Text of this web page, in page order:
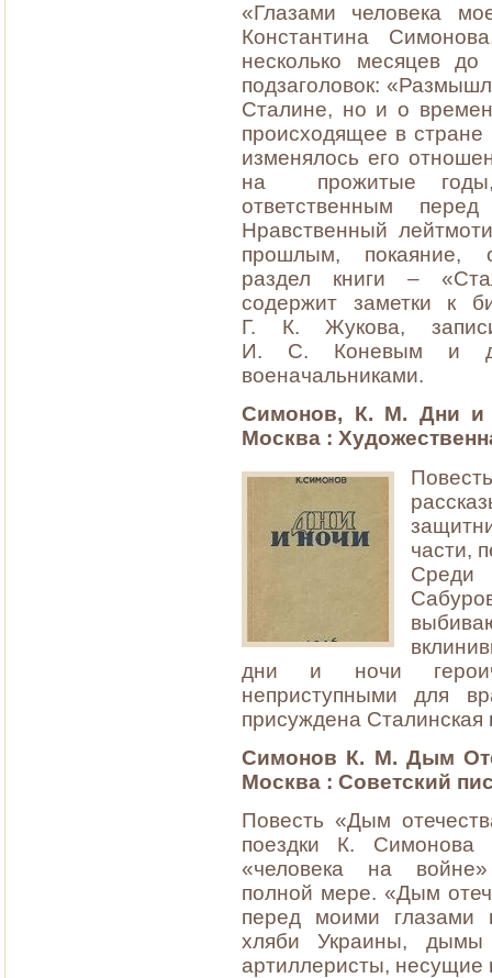
«Глазами человека
Константина
несколько месяцев
подзаголовок:
Сталине, но и о
происходящее в
изменялось его
на прожитые
ответственным
Нравственный
прошлым, покаяние,
раздел книги –
содержит заметки к
Г. К. Жукова,
И. С. Коневым и
военачальниками.
Симонов, К. М. Дни и
Москва :
части,
Среди
дни и ночи
неприступными для
присуждена Сталинская
Симонов К. М. Дым
Москва : Советский
Повесть «Дым
поездки К.
«человека на
полной мере. «Дым
перед моими глазами
хляби Украины, дымы
артиллеристы, несущие